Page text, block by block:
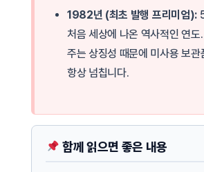
1982년 (최초 발행 프리미엄):
처음 세상에 나온 역사적인 연도.
주는 상징성 때문에 미사용 보관
항상 넘칩니다.
함께 읽으면 좋은 내용